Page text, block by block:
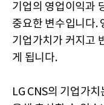
기업의 영업이익과
중요한 변수입니다.
기업가치가 커지고
게 됩니다.
LG CNS의 기업가